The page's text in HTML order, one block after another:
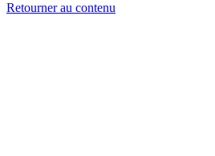
Retourner au contenu